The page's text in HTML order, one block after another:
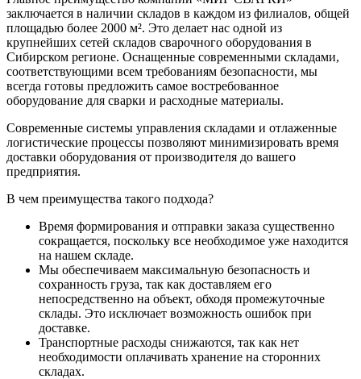
заключается в наличии складов в каждом из филиалов, общей
площадью более 2000 м². Это делает нас одной из
крупнейших сетей складов сварочного оборудования в
Сибирском регионе. Оснащенные современными складами,
соответствующими всем требованиям безопасности, мы
всегда готовы предложить самое востребованное
оборудование для сварки и расходные материалы.
Современные системы управления складами и отлаженные
логистические процессы позволяют минимизировать время
доставки оборудования от производителя до вашего
предприятия.
В чем преимущества такого подхода?
Время формирования и отправки заказа существенно
сокращается, поскольку все необходимое уже находится
на нашем складе.
Мы обеспечиваем максимальную безопасность и
сохранность груза, так как доставляем его
непосредственно на объект, обходя промежуточные
склады. Это исключает возможность ошибок при
доставке.
Транспортные расходы снижаются, так как нет
необходимости оплачивать хранение на сторонних
складах.